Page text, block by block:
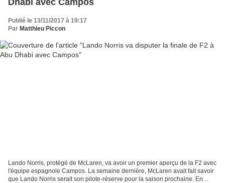
Dhabi avec Campos
Publié le 13/11/2017 à 19:17
Par Matthieu Piccon
Lando Norris, protégé de McLaren, va avoir un premier aperçu de la F2 avec
l'équipe espagnole Campos. La semaine dernière, McLaren avait fait savoir
que Lando Norris serait son pilote-réserve pour la saison prochaine. En